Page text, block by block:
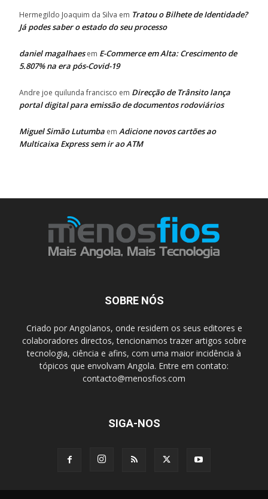
Hermegildo Joaquim da Silva em Tratou o Bilhete de Identidade?
Já podes saber o estado do seu processo
daniel magalhaesem E-Commerce em Alta: Crescimento de
5.807% na era pós-Covid-19
Andre joe quilunda francisco em Direcção de Trânsito lança
portal digital para emissão de documentos rodoviários
Miguel Simão Lutumba em Adicione novos cartões ao
Multicaixa Express sem ir ao ATM
SOBRE NÓS
Criado por Angolanos, onde residem os seus editores e
colaboradores directos, tencionamos trazer artigos sobre
tecnologia, ciência e afins, com uma maior incidência à
tópicos que envolvam Angola. Entre em contato:
contacto@menosfios.com
SIGA-NOS